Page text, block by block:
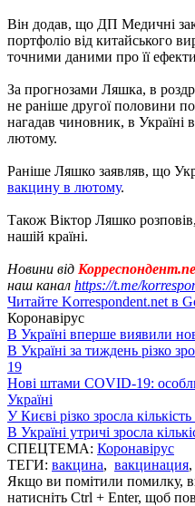
Він додав, що ДП Медичні
портфоліо від китайського
точними даними про її
За прогнозами Ляшка, в
не раніше другої половини
нагадав чиновник, в Україні
лютому.
Раніше Ляшко заявляв, що
вакцину в лютому.
Також Віктор Ляшко розповів,
нашій країні.
Новини від
наш канал https://t.me/
Читайте Korrespondent.net в
Коронавірус
В Україні вперше виявили
В Україні за тиждень різко
19
Нові штами COVID-19:
Україні
У Києві різко зросла
В Україні утричі зросла
СПЕЦТЕМА: Коронавірус
ТЕГИ: вакцина, вакцинация,
Якщо ви помітили помилку,
натисніть Ctrl + Enter, щоб